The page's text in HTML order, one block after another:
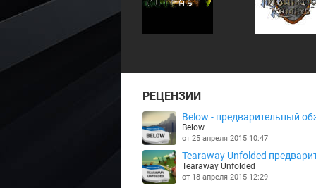
РЕЦЕНЗИИ
Below - предварительный
Below
от 25 апреля 2015 10:47
Tearaway Unfolded
Tearaway Unfolded
от 18 апреля 2015 12:29